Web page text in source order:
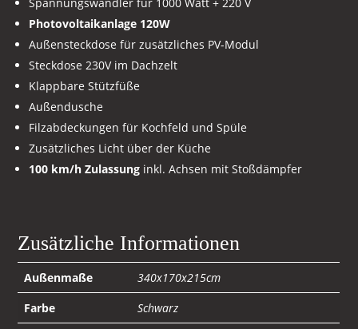
Photovoltaikanlage 120W
Außensteckdose für zusätzliches PV-Modul
Steckdose 230V im Dachzelt
Klappbare Stützfüße
Außendusche
Filzabdeckungen für Kochfeld und Spüle
Zusätzliches Licht über der Küche
100 km/h Zulassung inkl. Achsen mit Stoßdämpfer
Zusätzliche Informationen
Außenmaße
340x170x215cm
Farbe
Schwarz